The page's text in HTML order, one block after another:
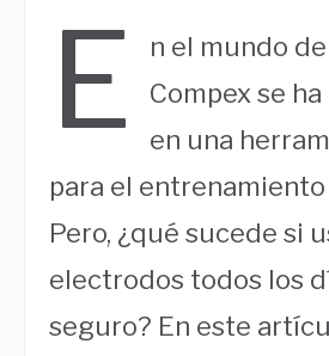
E
n el mundo
Compex se
en una
para el
Pero, ¿qué sucede si
electrodos todos los
seguro? En este